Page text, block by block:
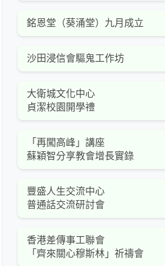
銘恩堂（葵涌堂）九月成立
沙田浸信會驅鬼工作坊
大衛城文化中心
貞潔校園開學禮
「再闖高峰」講座
蘇穎智分享教會增長實錄
豐盛人生交流中心
普通話交流研討會
香港差傳事工聯會
「齊來關心穆斯林」祈禱會